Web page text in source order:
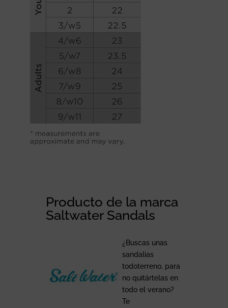
Producto de la marca
Saltwater Sandals
¿Buscas unas
sandalias
todoterreno, para
no quitártelas en
todo el verano?
Te